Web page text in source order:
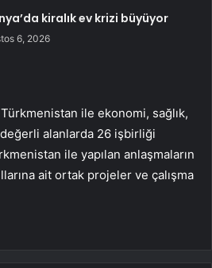
kiralık ev krizi büyüyor
6, 2026
ile ekonomi, sağlık,
alanlarda 26 işbirliği
ile yapılan anlaşmaların
ait ortak projeler ve çalışma